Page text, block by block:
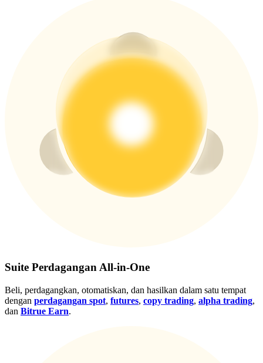
Lebih Banyak Acara
Menangkan Hadiah dan Hadiah Eksklusif
Pusat Hadiah
Suite Perdagangan All-in-One
Beli, perdagangkan, otomatiskan, dan hasilkan dalam satu tempat
dengan perdagangan spot, futures, copy trading, alpha trading,
dan Bitrue Earn.